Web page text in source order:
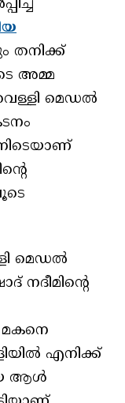
തനിക്ക്
അമ്മ
മെഡൽ
മെഡൽ
നദീമിന്റെ
എനിക്ക്
ആൾ